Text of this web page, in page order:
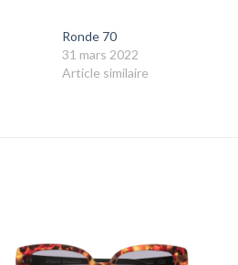
Ronde 70
31 mars 2022
Article similaire